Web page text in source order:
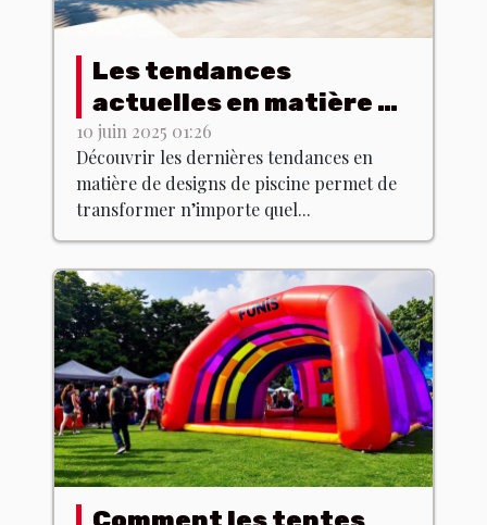
Les tendances
actuelles en matière de
designs de piscine
10 juin 2025 01:26
Découvrir les dernières tendances en
matière de designs de piscine permet de
transformer n’importe quel...